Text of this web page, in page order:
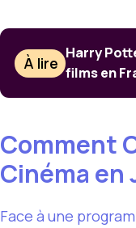
À lire
Harry
films en
Comment
Cinéma en
Face à une